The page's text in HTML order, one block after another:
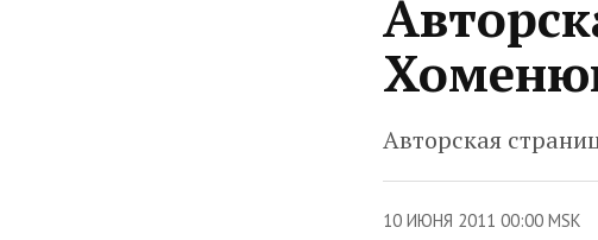
Авторская
10 ИЮНЯ 2011 00:00 MSK